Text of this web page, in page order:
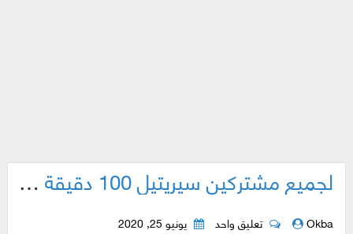
لجميع مشتركين سيريتيل 100 دقيقة + 100 ميغا مجاناً ..
Okba تعليق واحد يونيو 25, 2020